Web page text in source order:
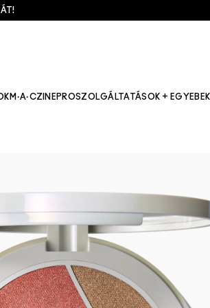
M·A·CZINE PROSZOLGÁLTATÁSOK + EGYEBEK